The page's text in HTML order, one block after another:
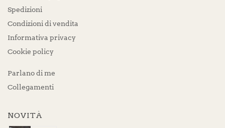
Spedizioni
Condizioni di vendita
Informativa privacy
Cookie policy
Parlano di me
Collegamenti
NOVITÀ